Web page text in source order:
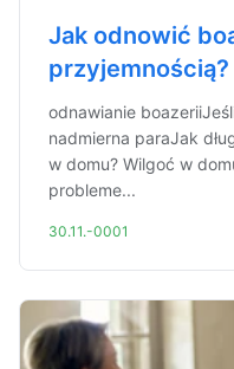
Jak odnowić
przyjemnością?
odnawianie
nadmierna paraJak
w domu? Wilgoć w
probleme...
30.11.-0001